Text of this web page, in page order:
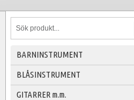
BARNINSTRUMENT
BLÅSINSTRUMENT
GITARRER m.m.